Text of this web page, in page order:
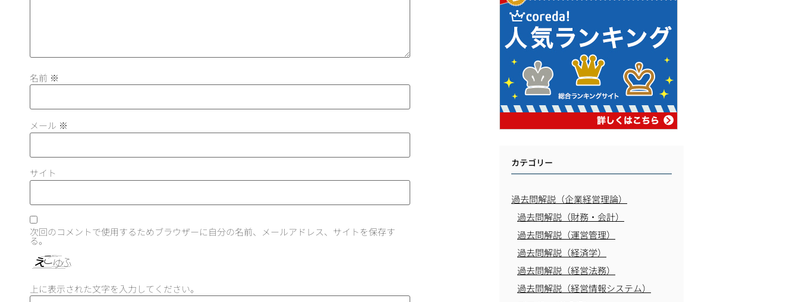
名前 ※
メール ※
サイト
次回のコメントで使用するためブラウザーに自分の名前、メールアドレス、サイトを保存す
る。
上に表示された文字を入力してください。
カテゴリー
過去問解説（企業経営理論）
過去問解説（財務・会計）
過去問解説（運営管理）
過去問解説（経済学）
過去問解説（経営法務）
過去問解説（経営情報システム）